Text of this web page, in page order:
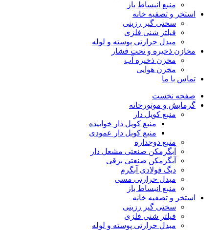
منبع انبساط باز
استخر و تصفیه خانه
سختی گیر رزینی
فیلتر شنی فلزی
مبدل حرارتی پوسته و لوله
مخازن ذخیره و تحت فشار
مخزن ذخیره آب
مخزن هوایی
تماس با ما
صفحه نخست
گرمایش و موتورخانه
منبع کویل دار
منبع کویل دار خوابیده
منبع کویل دار عمودی
منبع دوجداره
آبگرمکن صنعتی مشعل دار
آبگرمکن صنعتی برقی
دیگ فولادی آبگرم
مبدل حرارتی مسی
منبع انبساط باز
استخر و تصفیه خانه
سختی گیر رزینی
فیلتر شنی فلزی
مبدل حرارتی پوسته و لوله